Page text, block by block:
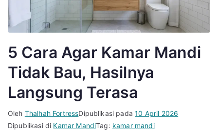
5 Cara Agar Kamar Mandi
Tidak Bau, Hasilnya
Langsung Terasa
Oleh Thalhah FortressDipublikasi pada10 April 2026
Dipublikasi di Kamar MandiTag: kamar mandi